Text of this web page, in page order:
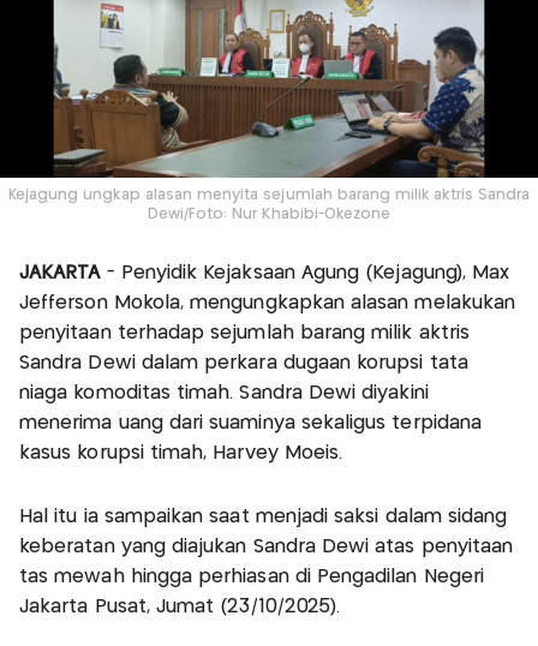
Kejagung ungkap alasan menyita sejumlah barang milik aktris Sandra
Dewi/Foto: Nur Khabibi-Okezone
JAKARTA- Penyidik Kejaksaan Agung (Kejagung), Max
Jefferson Mokola, mengungkapkan alasan melakukan
penyitaan terhadap sejumlah barang milik aktris
Sandra Dewi dalam perkara dugaan korupsi tata
niaga komoditas timah. Sandra Dewi diyakini
menerima uang dari suaminya sekaligus terpidana
kasus korupsi timah, Harvey Moeis.
Hal itu ia sampaikan saat menjadi saksi dalam sidang
keberatan yang diajukan Sandra Dewi atas penyitaan
tas mewah hingga perhiasan di Pengadilan Negeri
Jakarta Pusat, Jumat (23/10/2025).